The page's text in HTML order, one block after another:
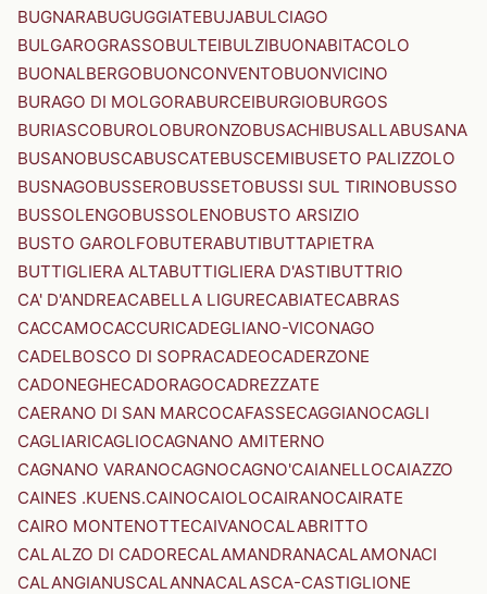
BUGNARABUGUGGIATEBUJABULCIAGO
BULGAROGRASSOBULTEIBULZIBUONABITACOLO
BUONALBERGOBUONCONVENTOBUONVICINO
BURAGO DI MOLGORABURCEIBURGIOBURGOS
BURIASCOBUROLOBURONZOBUSACHIBUSALLABUSANA
BUSANOBUSCABUSCATEBUSCEMIBUSETO PALIZZOLO
BUSNAGOBUSSEROBUSSETOBUSSI SUL TIRINOBUSSO
BUSSOLENGOBUSSOLENOBUSTO ARSIZIO
BUSTO GAROLFOBUTERABUTIBUTTAPIETRA
BUTTIGLIERA ALTABUTTIGLIERA D'ASTIBUTTRIO
CA' D'ANDREACABELLA LIGURECABIATECABRAS
CACCAMOCACCURICADEGLIANO-VICONAGO
CADELBOSCO DI SOPRACADEOCADERZONE
CADONEGHECADORAGOCADREZZATE
CAERANO DI SAN MARCOCAFASSECAGGIANOCAGLI
CAGLIARICAGLIOCAGNANO AMITERNO
CAGNANO VARANOCAGNOCAGNO'CAIANELLOCAIAZZO
CAINES .KUENS.CAINOCAIOLOCAIRANOCAIRATE
CAIRO MONTENOTTECAIVANOCALABRITTO
CALALZO DI CADORECALAMANDRANACALAMONACI
CALANGIANUSCALANNACALASCA-CASTIGLIONE